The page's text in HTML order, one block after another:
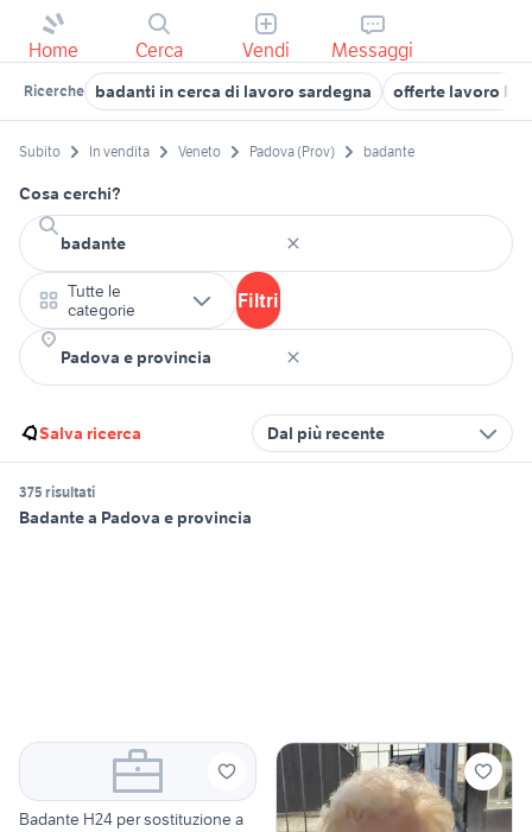
Home Cerca Vendi Messaggi
Ricerche badanti in cerca di lavoro sardegna offerte lavoro
Subito In vendita Veneto Padova (Prov) badante
Cosa cerchi?
Tutte le
categorie
Filtri
Salva ricerca Dal più recente
375 risultati
Badante a Padova e provincia
Badante H24 per sostituzione a